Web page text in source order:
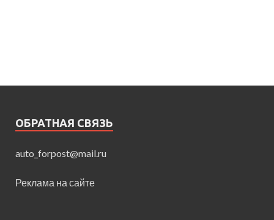
ОБРАТНАЯ СВЯЗЬ
auto_forpost@mail.ru
Реклама на сайте